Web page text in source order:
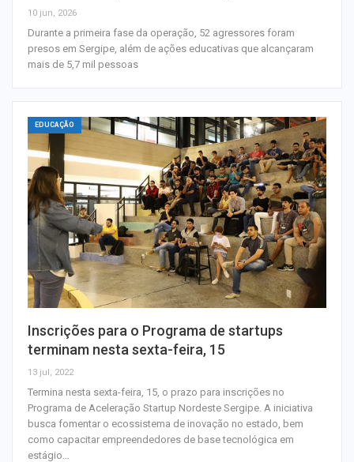
10 jun, 2026
Durante a primeira fase da operação, 52 agressores foram
presos em Sergipe, além de ações educativas que alcançaram
mais de 5,7 mil pessoas
EDUCAÇÃO
Inscrições para o Programa de startups
terminam nesta sexta-feira, 15
13 jul, 2022
Termina nesta sexta-feira, 15, o prazo para inscrições no
Programa de Aceleração Startup Nordeste Sergipe. A iniciativa
busca fomentar o ecossistema de inovação no estado, bem
como capacitar empreendedores de base tecnológica em
estágio…